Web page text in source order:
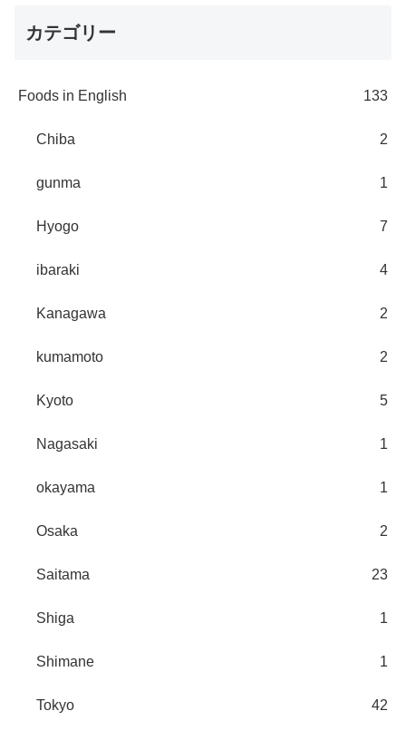
カテゴリー
Foods in English 133
Chiba 2
gunma 1
Hyogo 7
ibaraki 4
Kanagawa 2
kumamoto 2
Kyoto 5
Nagasaki 1
okayama 1
Osaka 2
Saitama 23
Shiga 1
Shimane 1
Tokyo 42